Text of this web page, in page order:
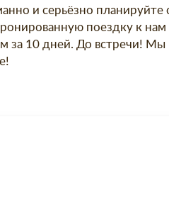
и серьёзно планируйте
поездку к
за 10 дней. До встречи! Мы